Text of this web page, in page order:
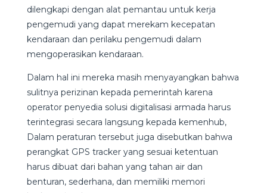
dilengkapi dengan alat pemantau untuk kerja
pengemudi yang dapat merekam kecepatan
kendaraan dan perilaku pengemudi dalam
mengoperasikan kendaraan.
Dalam hal ini mereka masih menyayangkan bahwa
sulitnya perizinan kepada pemerintah karena
operator penyedia solusi digitalisasi armada harus
terintegrasi secara langsung kepada kemenhub,
Dalam peraturan tersebut juga disebutkan bahwa
perangkat GPS tracker yang sesuai ketentuan
harus dibuat dari bahan yang tahan air dan
benturan, sederhana, dan memiliki memori